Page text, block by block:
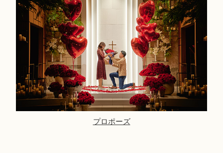
プロポーズ